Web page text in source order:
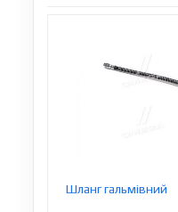
Шланг гальмівний